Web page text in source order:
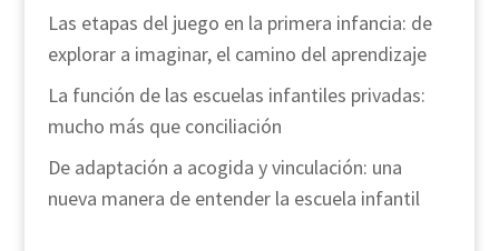
Las etapas del juego en la primera infancia: de
explorar a imaginar, el camino del aprendizaje
La función de las escuelas infantiles privadas:
mucho más que conciliación
De adaptación a acogida y vinculación: una
nueva manera de entender la escuela infantil